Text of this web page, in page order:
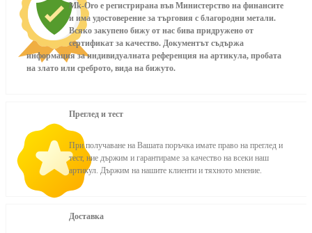
Mk-Oro е регистрирана във Министерство на финансите
и има удостоверение за търговия с благородни метали.
Всяко закупено бижу от нас бива придружено от
сертификат за качество. Документът съдържа
информация за индивидуалната референция на артикула, пробата
на злато или среброто, вида на бижуто.
Преглед и тест
При получаване на Вашата поръчка имате право на преглед и
тест, ние държим и гарантираме за качество на всеки наш
артикул. Държим на нашите клиенти и тяхното мнение.
Доставка